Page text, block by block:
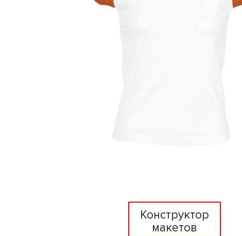
Конструктор
макетов